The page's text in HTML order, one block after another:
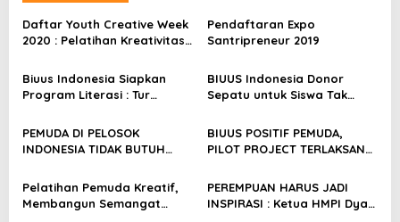
a
s
i
p
s
Daftar Youth Creative Week
2020 : Pelatihan Kreativitas
Pendaftaran Expo
Santripreneur 2019
Biuus Indonesia Siapkan
Program Literasi : Tur
BIUUS Indonesia Donor
Sepatu untuk Siswa Tak
PEMUDA DI PELOSOK
INDONESIA TIDAK BUTUH
BIUUS POSITIF PEMUDA,
PILOT PROJECT TERLAKSANA
Pelatihan Pemuda Kreatif,
Membangun Semangat
PEREMPUAN HARUS JADI
INSPIRASI : Ketua HMPI Dyah